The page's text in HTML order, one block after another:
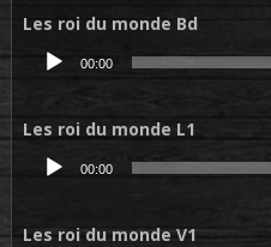
Les roi du monde Bd
Lecteur
00:00
Les roi du monde L1
Lecteur
00:00
Les roi du monde V1